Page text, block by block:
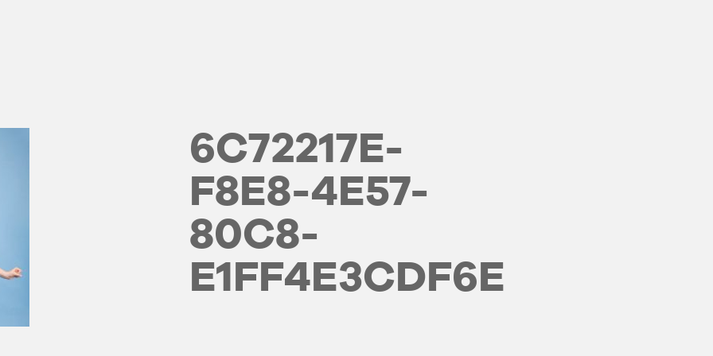
6C72217E-
F8E8-4E57-
80C8-
E1FF4E3CDF6E